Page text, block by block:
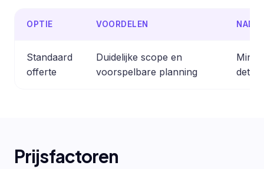
OPTIE VOORDELEN
Standaard
offerte
Duidelijke scope en
voorspelbare planning
Prijsfactoren